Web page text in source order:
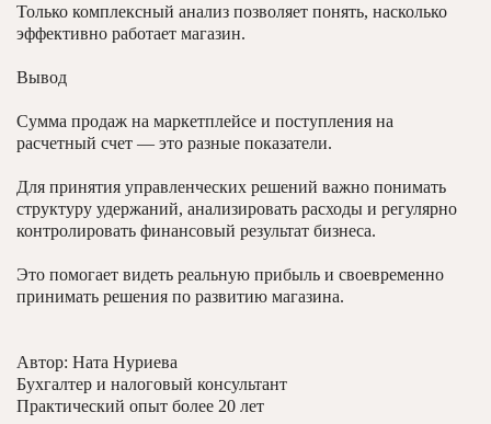
Только комплексный анализ позволяет понять, насколько
эффективно работает магазин.
Вывод
Сумма продаж на маркетплейсе и поступления на
расчетный счет — это разные показатели.
Для принятия управленческих решений важно понимать
структуру удержаний, анализировать расходы и регулярно
контролировать финансовый результат бизнеса.
Это помогает видеть реальную прибыль и своевременно
принимать решения по развитию магазина.
Автор: Ната Нуриева
Бухгалтер и налоговый консультант
Практический опыт более 20 лет